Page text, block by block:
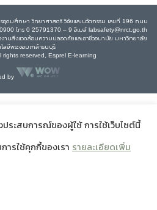
รอุดมศึกษา วิทยาศาสตร์ วิจัยและนวัตกรรม เลขที่ 196 ถนน
โทร 0 25791370 – 9 อีเมล์ labsafety@nrct.go.th
นสิ่งแวดล้อมความปลอดภัยและอาชีวอนามัย มหาวิทยาลัย
โลยีพระจอมเกล้าธนบุรี
rights reserved, Esprel E-learning
by
ระสบการณ์ของผู้ใช้ การใช้เว็บไซต์นี้
ารใช้คุกกี้ของเรา รายละเอียดเพิ่ม